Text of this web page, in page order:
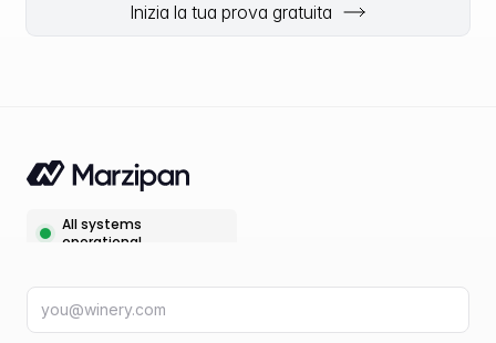
Inizia la tua prova gratuita
Indirizzo email